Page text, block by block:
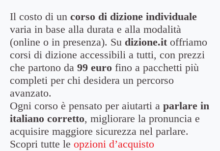
Il costo di un corso di dizione individuale
varia in base alla durata e alla modalità
(online o in presenza). Su dizione.it offriamo
corsi di dizione accessibili a tutti, con prezzi
che partono da 99 euro fino a pacchetti più
completi per chi desidera un percorso
avanzato.
Ogni corso è pensato per aiutarti a parlare in
italiano corretto, migliorare la pronuncia e
acquisire maggiore sicurezza nel parlare.
Scopri tutte le opzioni d’acquisto